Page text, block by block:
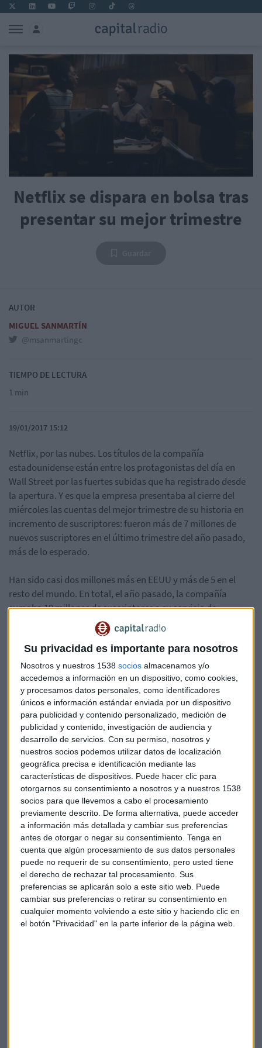
Su privacidad es importante para nosotros
Nosotros y nuestros 1538 socios almacenamos y/o
accedemos a información en un dispositivo, como cookies,
y procesamos datos personales, como identificadores
únicos e información estándar enviada por un dispositivo
para publicidad y contenido personalizado, medición de
publicidad y contenido, investigación de audiencia y
desarrollo de servicios. Con su permiso, nosotros y
nuestros socios podemos utilizar datos de localización
geográfica precisa e identificación mediante las
características de dispositivos. Puede hacer clic para
otorgarnos su consentimiento a nosotros y a nuestros 1538
socios para que llevemos a cabo el procesamiento
previamente descrito. De forma alternativa, puede acceder
a información más detallada y cambiar sus preferencias
antes de otorgar o negar su consentimiento. Tenga en
cuenta que algún procesamiento de sus datos personales
puede no requerir de su consentimiento, pero usted tiene
el derecho de rechazar tal procesamiento. Sus
preferencias se aplicarán solo a este sitio web. Puede
cambiar sus preferencias o retirar su consentimiento en
cualquier momento volviendo a este sitio y haciendo clic en
el botón "Privacidad" en la parte inferior de la página web.
Netflix se dispara en bolsa tras
presentar su mejor trimestre
AUTOR
MIGUEL SANMARTÍN
@msanmartingc
TIEMPO DE LECTURA
1 min
19/01/2017 15:12
Netflix, por las nubes. Los títulos de la compañía
estadounidense están entre los protagonistas del día en
Wall Street por las fuertes subidas que ha registrado desde
la apertura. Y es que la empresa presentaba al cierre del
miércoles las cuentas del mejor trimestre de su historia en
incremento de suscriptores: fueron más de 7 millones de
nuevos suscriptores en el último trimestre del año pasado,
más de lo esperado.
Han sido casi dos millones más en EEUU y más de 5 en el
resto del mundo. En total, el año pasado, la compañía
sumaba 19 millones de suscriptores a su servicio de
contenidos en streaming, hasta rozar ahora los 94 millones
en todo el mundo. En el último trimestre, los ingresos de
streaming de Netflix subieron un 41%, hasta los 2.400
millones de dólares. Su beneficio se ha disparado un 74%,
hasta los 470 millones. La compañía prevé invertir 6.000
millones en contenido este año 2.017, 1.000 millones más
que en 2016.
Netflix Streaming
Suscríbete a nuestros boletines
Te enviaremos las noticias más importantes del día